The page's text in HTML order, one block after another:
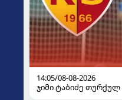
14:05/08-08-2026
ჯიმი ტაბიძე